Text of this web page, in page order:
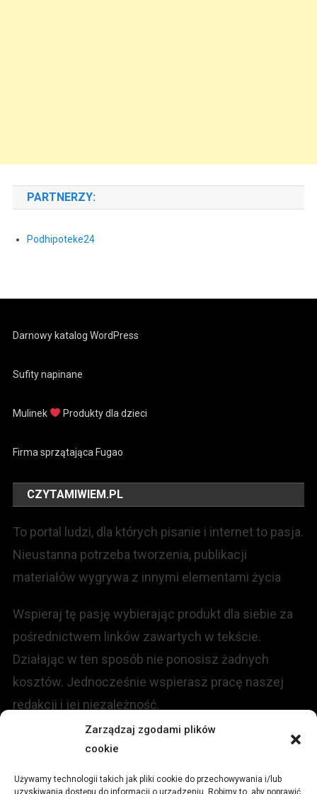
Zarządzaj zgodami plików
cookie
Używamy technologii takich jak pliki cookie do przechowywania i/lub
uzyskiwania dostępu do informacji o urządzeniu. Robimy to, aby poprawić
PARTNERZY:
Podhipoteke24
Darnowy katalog WordPress
Sufity napinane
Mulinek Produkty dla dzieci
Firma sprzątająca Fugao
CZYTAMIWIEM.PL
To portal ludzi, dla których pisanie i internet to pasja.
Nieustanna potrzeba tworzenia, publikacji
materiałów wygrywa z innymi elementami życia
Wspieraj tę pasję wybierając produkt dla siebie za
pośrednictwem linków zawartych w tekście.
Działając w ten sposób nie ponosisz żadnych
kosztów. Jednocześnie wspierasz pracę naszej
redakcji i jej niezależność.
Redakcja portalu: